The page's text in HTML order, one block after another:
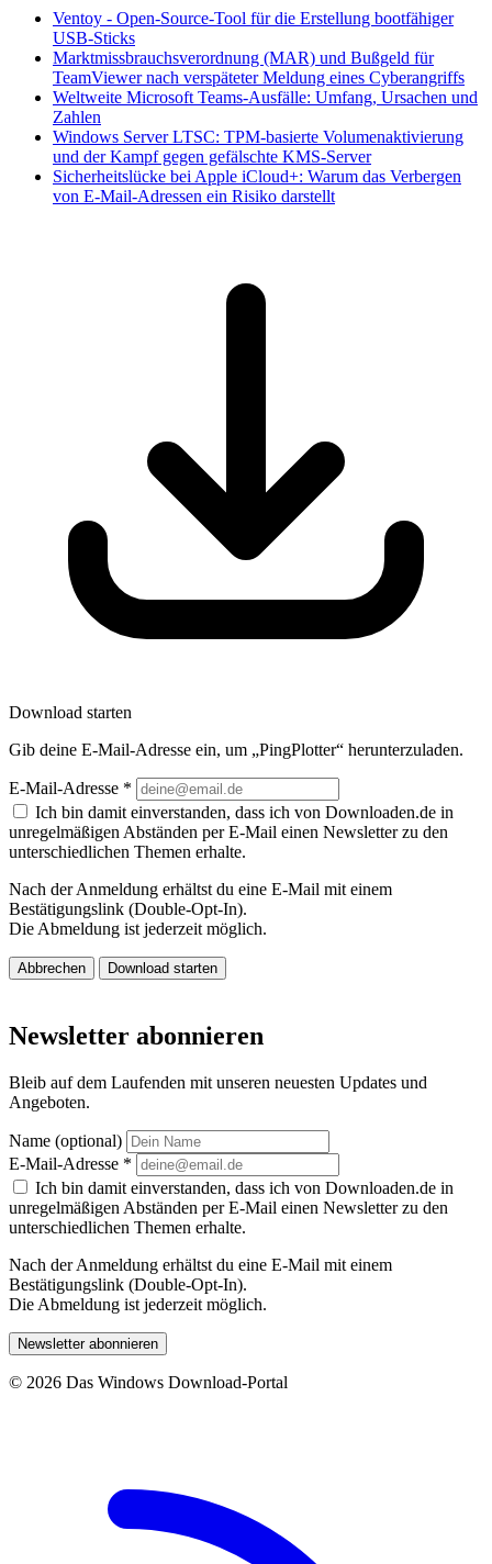
Ventoy - Open-Source-Tool für die Erstellung bootfähiger
USB-Sticks
Marktmissbrauchsverordnung (MAR) und Bußgeld für
TeamViewer nach verspäteter Meldung eines Cyberangriffs
Weltweite Microsoft Teams-Ausfälle: Umfang, Ursachen und
Zahlen
Windows Server LTSC: TPM-basierte Volumenaktivierung
und der Kampf gegen gefälschte KMS-Server
Sicherheitslücke bei Apple iCloud+: Warum das Verbergen
von E-Mail-Adressen ein Risiko darstellt
Download starten
Gib deine E-Mail-Adresse ein, um „PingPlotter“ herunterzuladen.
E-Mail-Adresse *
Ich bin damit einverstanden, dass ich von Downloaden.de in
unregelmäßigen Abständen per E-Mail einen Newsletter zu den
unterschiedlichen Themen erhalte.
Nach der Anmeldung erhältst du eine E-Mail mit einem
Bestätigungslink (Double-Opt-In).
Die Abmeldung ist jederzeit möglich.
Abbrechen Download starten
Newsletter abonnieren
Bleib auf dem Laufenden mit unseren neuesten Updates und
Angeboten.
Name (optional)
E-Mail-Adresse *
Ich bin damit einverstanden, dass ich von Downloaden.de in
unregelmäßigen Abständen per E-Mail einen Newsletter zu den
unterschiedlichen Themen erhalte.
Nach der Anmeldung erhältst du eine E-Mail mit einem
Bestätigungslink (Double-Opt-In).
Die Abmeldung ist jederzeit möglich.
Newsletter abonnieren
© 2026 Das Windows Download-Portal